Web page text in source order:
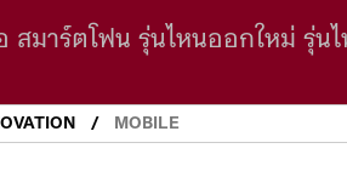
สมาร์ตโฟน รุ่นไหนออกใหม่ รุ่น
MOBILE